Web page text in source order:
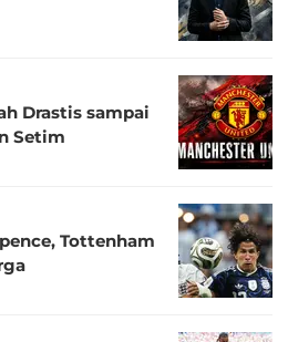
Drastis sampai
Setim
Tottenham